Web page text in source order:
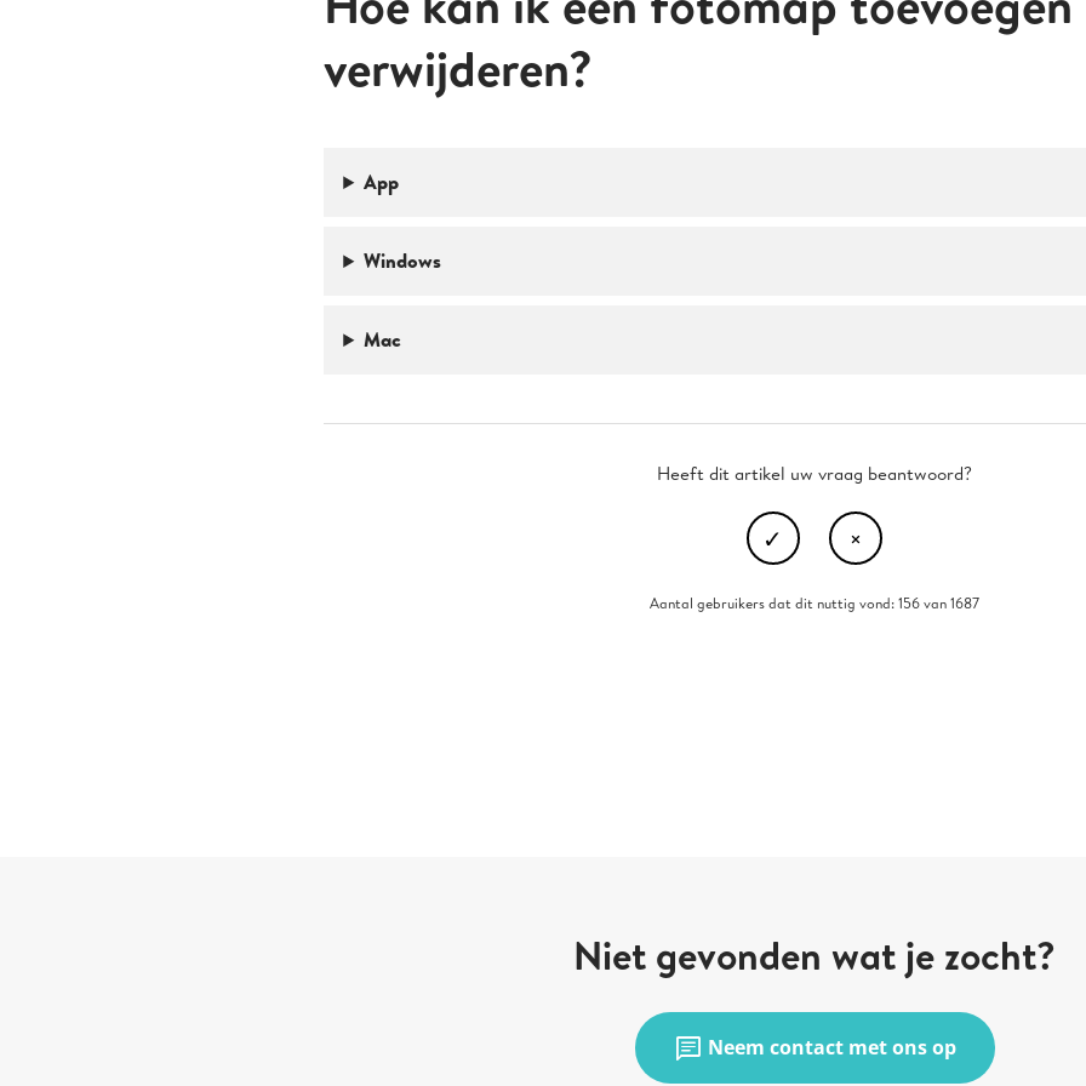
verwijderen?
App
Windows
Mac
Heeft dit artikel uw vraag beantwoord?
Aantal gebruikers dat dit nuttig vond: 156 van 1687
Niet gevonden wat je zocht?
chat Neem contact met ons op